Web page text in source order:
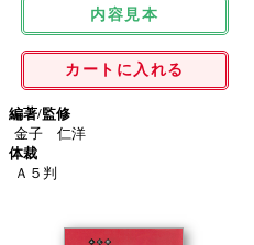
内容見本
カートに入れる
編著/監修
金子 仁洋
体裁
Ａ５判